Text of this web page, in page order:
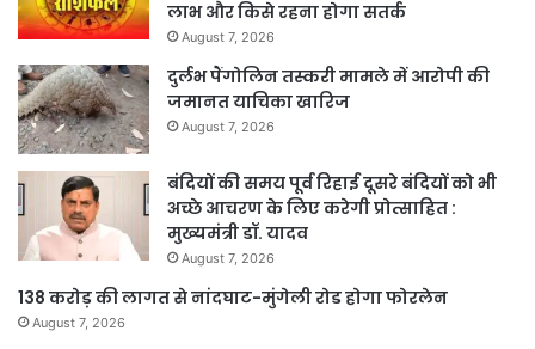
लाभ और किसे रहना होगा सतर्क
August 7, 2026
दुर्लभ पैंगोलिन तस्करी मामले में आरोपी की
जमानत याचिका खारिज
August 7, 2026
बंदियों की समय पूर्व रिहाई दूसरे बंदियों को भी
अच्छे आचरण के लिए करेगी प्रोत्साहित :
मुख्यमंत्री डॉ. यादव
August 7, 2026
138 करोड़ की लागत से नांदघाट-मुंगेली रोड होगा फोरलेन
August 7, 2026